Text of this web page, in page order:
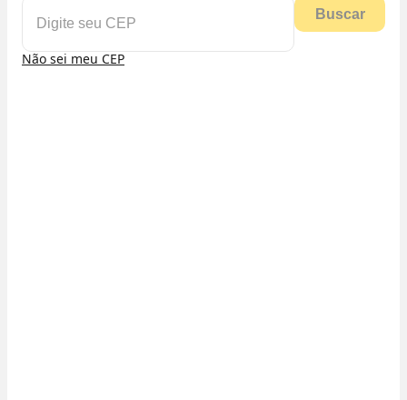
Buscar
Não sei meu CEP